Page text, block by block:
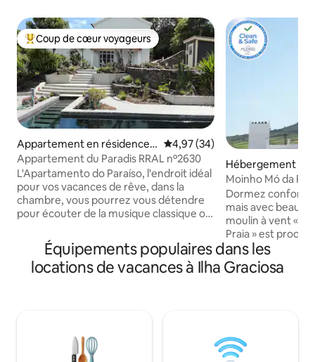
Coups de cœur voyageurs les plus appréciés
Coup de cœur voyageurs
Appartement en résidence ⋅
Praia
Évaluation moyenne sur la
4,97 (34)
Appartement du Paradis RRAL nº2630
L'Apartamento do Paraíso, l'endroit idéal
pour vos vacances de rêve, dans la
chambre, vous pourrez vous détendre
pour écouter de la musique classique ou
imprenable sur la mer, a de belles
terrasses où vous pourrez profiter de
vos repas à l'extérieur. Vous pourrez
km du village de Santa Cruz et à 10 km
de l'aéroport.
Hébergement ⋅
a Graciosa
Moinho Mó da
Rural)
Dormez
mais avec
moulin à vent «
Praia » est
restaurants.
logement pour
sa tranquillité, la
groupes. Et
de revenir ! Nous
Équipements populaires dans les
locations de vacances à Ilha Graciosa